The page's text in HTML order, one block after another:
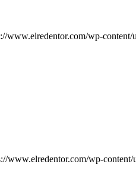
www.elredentor.com/wp-
www.elredentor.com/wp-